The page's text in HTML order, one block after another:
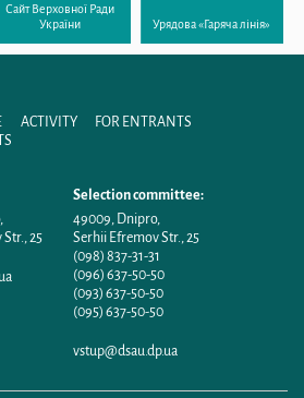
Сайт Верховної Ради
України
Урядова «Гаряча лінія»
ACTIVITY
FOR ENTRANTS
,
25
Selection committee:
49009 Dnipro,
Serhii Efremov Str., 25
(098) 837-31-31
(096) 637-50-50
(093) 637-50-50
(095) 637-50-50
vstup@dsau.dp.ua